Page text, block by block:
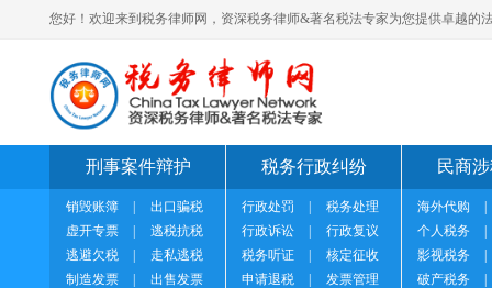
您好！欢迎来到税务律师网，资深税务律师&著名税法专家为您提供卓越的
刑事案件辩护
销毁账簿
出口骗税
虚开专票
逃税抗税
逃避欠税
走私逃税
制造发票
出售发票
税务行政纠纷
行政处罚
税务处理
行政诉讼
行政复议
税务听证
核定征收
申请退税
发票管理
民商
海外代购
个人税务
影视税务
破产税务